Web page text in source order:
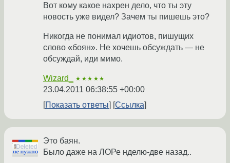
Вот кому какое нахрен дело, что ты эту
новость уже видел? Зачем ты пишешь это?
Никогда не понимал идиотов, пишущих
слово «боян». Не хочешь обсуждать — не
обсуждай, иди мимо.
Wizard_ ★★★★★
23.04.2011 06:38:55 +00:00
Показать ответы
Ссылка
Это баян.
Было даже на ЛОРе нделю-две назад..